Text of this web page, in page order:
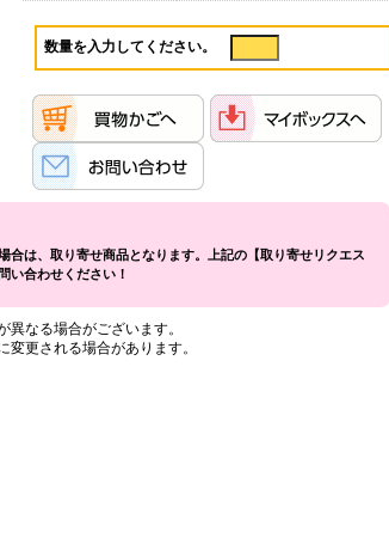
数量を入力してください。
合は、取り寄せ商品となります。上記の【取り寄せリクエス
い合わせください！
なる場合がございます。
更される場合があります。